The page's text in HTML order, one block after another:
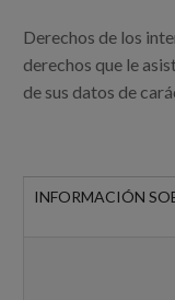
Derechos de los
derechos que le
de sus datos de
INFORMACIÓN